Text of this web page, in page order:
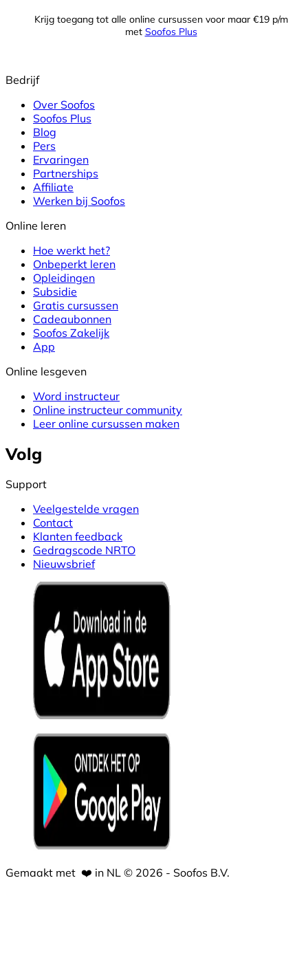
Krijg toegang tot alle online cursussen voor maar €19 p/m
met Soofos Plus
Bedrijf
Over Soofos
Soofos Plus
Blog
Pers
Ervaringen
Partnerships
Affiliate
Werken bij Soofos
Online leren
Hoe werkt het?
Onbeperkt leren
Opleidingen
Subsidie
Gratis cursussen
Cadeaubonnen
Soofos Zakelijk
App
Online lesgeven
Word instructeur
Online instructeur community
Leer online cursussen maken
Volg
Support
Veelgestelde vragen
Contact
Klanten feedback
Gedragscode NRTO
Nieuwsbrief
Gemaakt met ❤️ in NL © 2026 - Soofos B.V.